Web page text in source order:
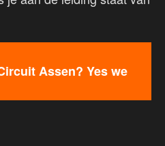
Assen? Yes we